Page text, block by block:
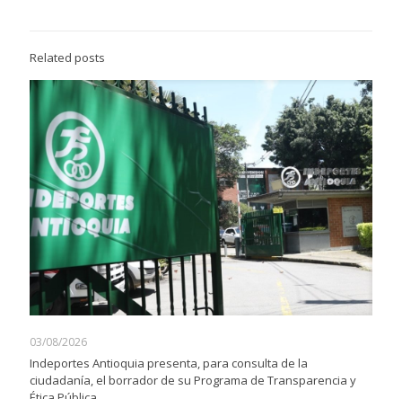
Related posts
03/08/2026
Indeportes Antioquia presenta, para consulta de la
ciudadanía, el borrador de su Programa de Transparencia y